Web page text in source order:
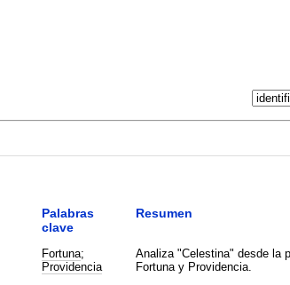
Palabras
clave
Resumen
Fortuna;
Providencia
Analiza "Celestina" desde la
Fortuna y Providencia.